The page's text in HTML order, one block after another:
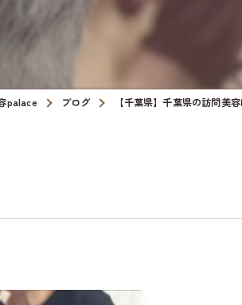
palace ブログ 【千葉県】千葉県の訪問美